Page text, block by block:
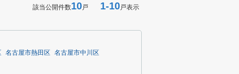
該当公開件数10戸 1-10戸表示
名古屋市熱田区
名古屋市中川区